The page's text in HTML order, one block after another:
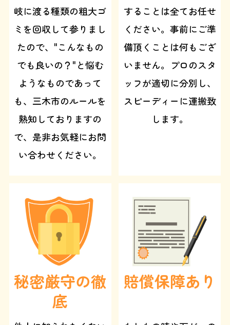
岐に渡る種類の粗大ゴ
ミを回収して参りまし
たので、"こんなもの
でも良いの？"と悩む
ようなものであって
も、三木市のルールを
熟知しておりますの
で、是非お気軽にお問
い合わせください。
することは全てお任せ
ください。事前にご準
備頂くことは何もござ
いません。プロのスタ
ッフが適切に分別し、
スピーディーに運搬致
します。
秘密厳守の徹
底
賠償保障あり